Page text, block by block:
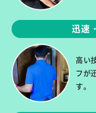
迅速
高い
フが
す。